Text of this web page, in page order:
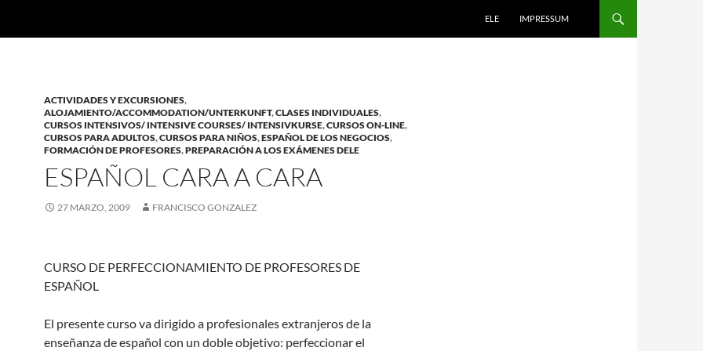
ELE IMPRESSUM
ACTIVIDADES Y EXCURSIONES,
ALOJAMIENTO/ACCOMMODATION/UNTERKUNFT,CLASES INDIVIDUALES,
CURSOS INTENSIVOS/ INTENSIVE COURSES/ INTENSIVKURSE,CURSOS ON-LINE,
CURSOS PARA ADULTOS,CURSOS PARA NIÑOS,ESPAÑOL DE LOS NEGOCIOS,
FORMACIÓN DE PROFESORES,PREPARACIÓN A LOS EXÁMENES DELE
ESPAÑOL CARA A CARA
27 MARZO, 2009 FRANCISCO GONZALEZ
CURSO DE PERFECCIONAMIENTO DE PROFESORES DE
ESPAÑOL
El presente curso va dirigido a profesionales extranjeros de la
enseñanza de español con un doble objetivo: perfeccionar el